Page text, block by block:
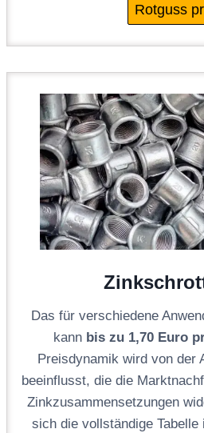
Rotguss
Das für verschiedene
kann bis zu 1,70 Euro
Preisdynamik wird von der
beeinflusst, die die
Zinkzusammensetzungen
sich die vollständige Tabelle